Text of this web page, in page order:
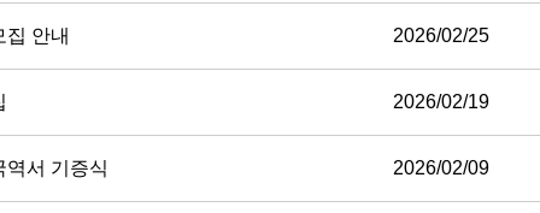
안내 2026/02/25
2026/02/19
역서 기증식 2026/02/09